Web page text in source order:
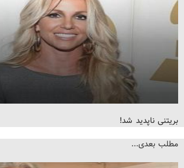
بریتنی ناپدید شد!
مطلب بعدی...